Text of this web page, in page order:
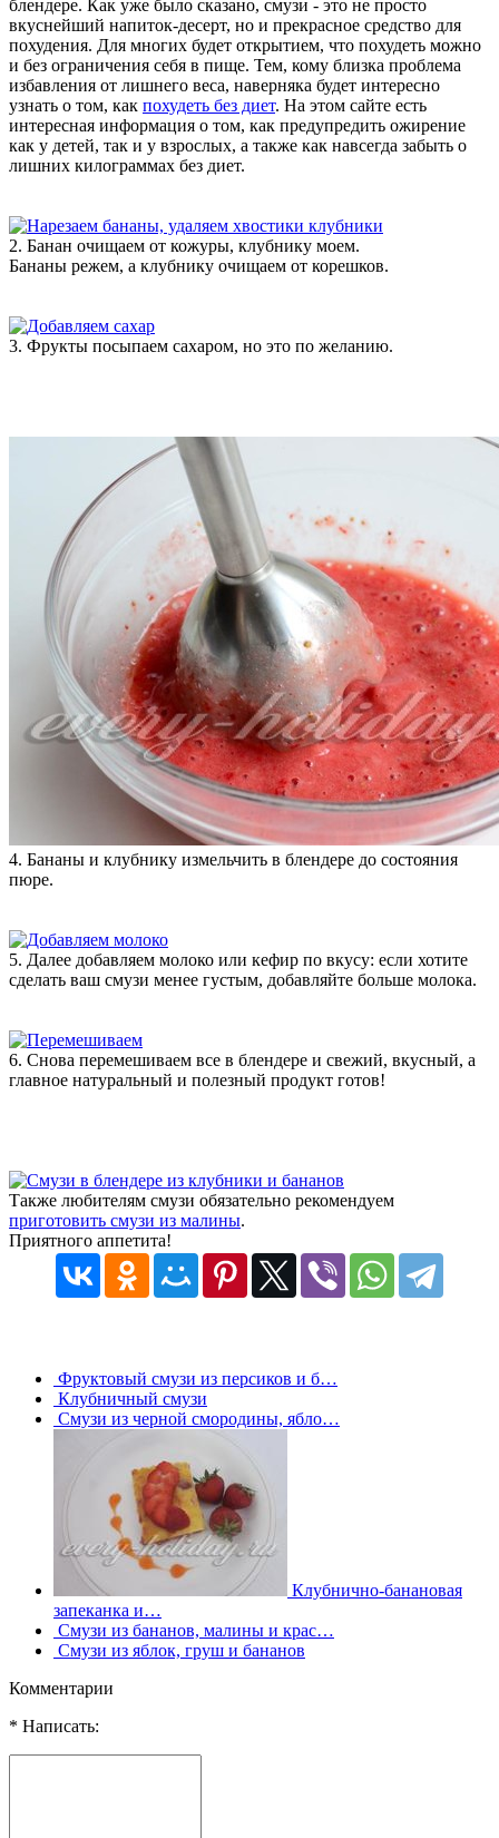
блендере. Как уже было сказано, смузи - это не просто
вкуснейший напиток-десерт, но и прекрасное средство для
похудения. Для многих будет открытием, что похудеть можно
и без ограничения себя в пище. Тем, кому близка проблема
избавления от лишнего веса, наверняка будет интересно
узнать о том, как похудеть без диет. На этом сайте есть
интересная информация о том, как предупредить ожирение
как у детей, так и у взрослых, а также как навсегда забыть о
лишних килограммах без диет.
2. Банан очищаем от кожуры, клубнику моем.
Бананы режем, а клубнику очищаем от корешков.
3. Фрукты посыпаем сахаром, но это по желанию.
4. Бананы и клубнику измельчить в блендере до состояния
пюре.
5. Далее добавляем молоко или кефир по вкусу: если хотите
сделать ваш смузи менее густым, добавляйте больше молока.
6. Снова перемешиваем все в блендере и свежий, вкусный, а
главное натуральный и полезный продукт готов!
Также любителям смузи обязательно рекомендуем
приготовить смузи из малины.
Приятного аппетита!
Фруктовый смузи из персиков и б…
Клубничный смузи
Смузи из черной смородины, ябло…
Клубнично-банановая
запеканка и…
Смузи из бананов, малины и крас…
Смузи из яблок, груш и бананов
Комментарии
* Написать: